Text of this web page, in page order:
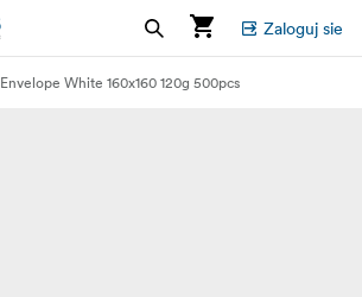
Zaloguj sie
Envelope White 160x160 120g 500pcs